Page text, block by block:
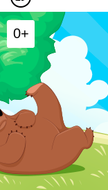
0+